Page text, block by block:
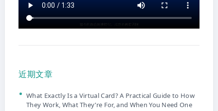
近期文章
What Exactly Is a Virtual Card? A Practical Guide to How
They Work, What They’re For, and When You Need One